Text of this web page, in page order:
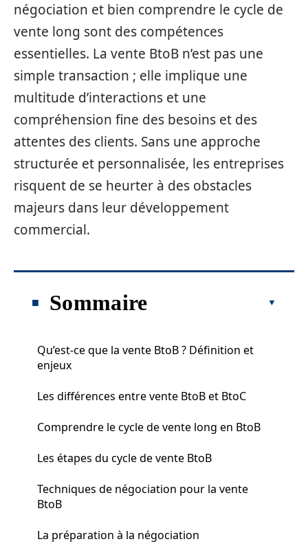
négociation et bien comprendre le cycle de
vente long sont des compétences
essentielles. La vente BtoB n’est pas une
simple transaction ; elle implique une
multitude d’interactions et une
compréhension fine des besoins et des
attentes des clients. Sans une approche
structurée et personnalisée, les entreprises
risquent de se heurter à des obstacles
majeurs dans leur développement
commercial.
Sommaire
Qu’est-ce que la vente BtoB ? Définition et
enjeux
Les différences entre vente BtoB et BtoC
Comprendre le cycle de vente long en BtoB
Les étapes du cycle de vente BtoB
Techniques de négociation pour la vente
BtoB
La préparation à la négociation